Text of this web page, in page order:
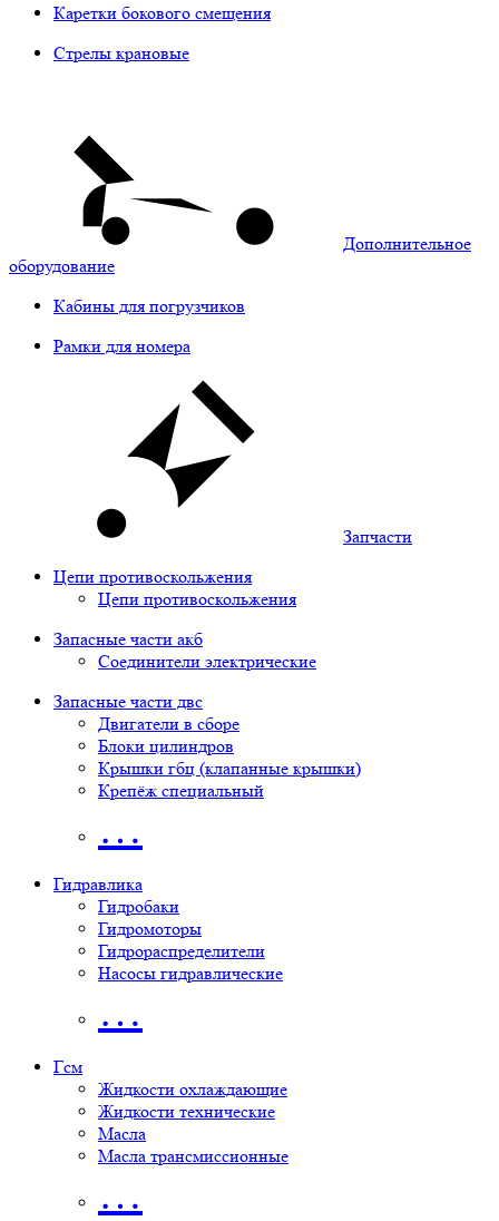
Каретки бокового смещения
Стрелы крановые
Дополнительное
оборудование
Кабины для погрузчиков
Рамки для номера
Запчасти
Цепи противоскольжения
Цепи противоскольжения
Запасные части акб
Соединители электрические
Запасные части двс
Двигатели в сборе
Блоки цилиндров
Крышки гбц (клапанные крышки)
Крепёж специальный
…
Гидравлика
Гидробаки
Гидромоторы
Гидрораспределители
Насосы гидравлические
…
Гсм
Жидкости охлаждающие
Жидкости технические
Масла
Масла трансмиссионные
…